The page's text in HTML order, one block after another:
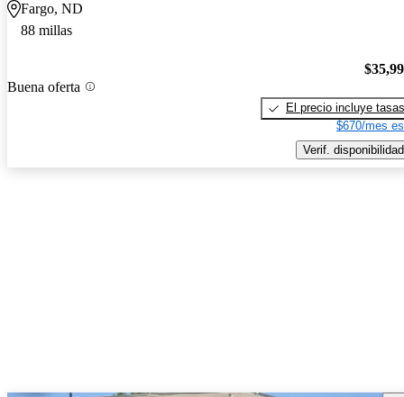
Fargo, ND
88 millas
Buena oferta
El precio incluye tasas
$670/mes
Verif. disponibilidad